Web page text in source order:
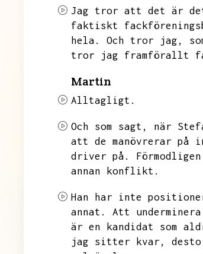
Jag tror att det är det
faktiskt
hela.
Och tror jag,
tror jag framförallt
Martin
Alltagligt.
Och som sagt, när
att de manövrerar på
driver på.
annan konflikt.
Han har inte
annat.
Att
är en kandidat som
jag sitter kvar,